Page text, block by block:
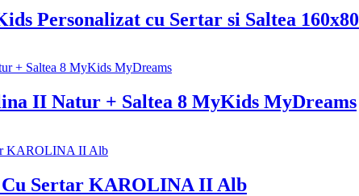
Personalizat cu Sertar si Saltea 160x80
II Natur + Saltea 8 MyKids MyDreams
Sertar KAROLINA II Alb